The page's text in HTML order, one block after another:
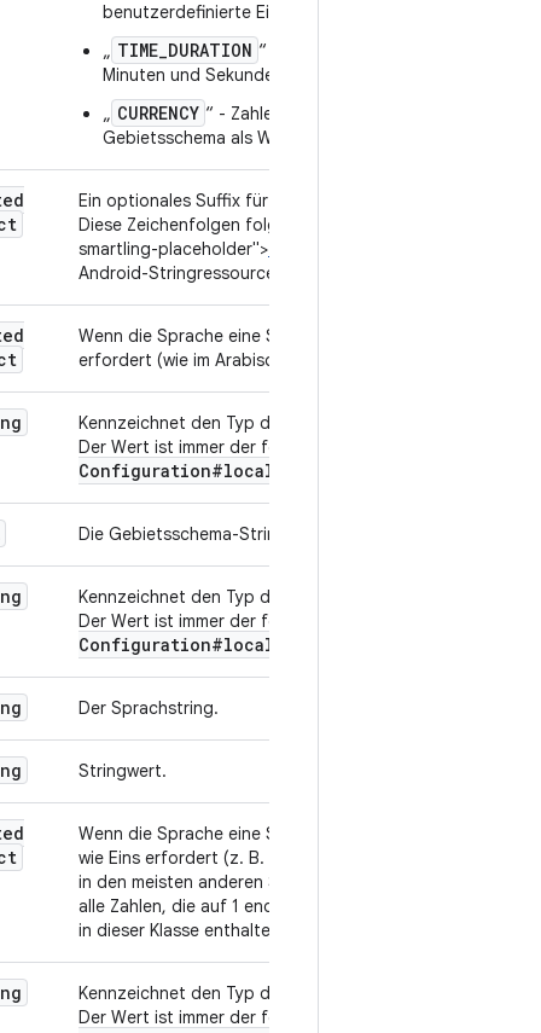
benutzerdefinierte Einheit hinzufügen.
„ TIME_DURATION “ - Zahlen werden in Stunden,
Minuten und Sekunden formatiert.
„ CURRENCY “ - Zahlen werden entsprechend dem
Gebietsschema als Währung formatiert.
Ein optionales Suffix für den Formattyp NUMERIC.
Diese Zeichenfolgen folgen der gleichen <ph type="x-
smartling-placeholder">
Android-Stringressourcen.
Wenn die Sprache eine Sonderbehandlung der Zahl 0
erfordert (wie im Arabischen).
Kennzeichnet den Typ dieser Ressource eindeutig.
Der Wert ist immer der feste String
Configuration#localized
Die Gebietsschema-Strings.
Kennzeichnet den Typ dieser Ressource eindeutig.
Der Wert ist immer der feste String
Configuration#localized
Der Sprachstring.
Stringwert.
Wenn die Sprache eine Sonderbehandlung von Zahlen
wie Eins erfordert (z. B. bei der Zahl 1 in Englisch und
in den meisten anderen Sprachen; im Russischen sind
alle Zahlen, die auf 1 enden, aber nicht auf 11 enden)
in dieser Klasse enthalten.
Kennzeichnet den Typ dieser Ressource eindeutig.
Der Wert ist immer der feste String